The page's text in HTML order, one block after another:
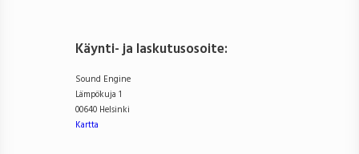
Käynti- ja laskutusosoite:
Sound Engine
Lämpökuja 1
00640 Helsinki
Kartta